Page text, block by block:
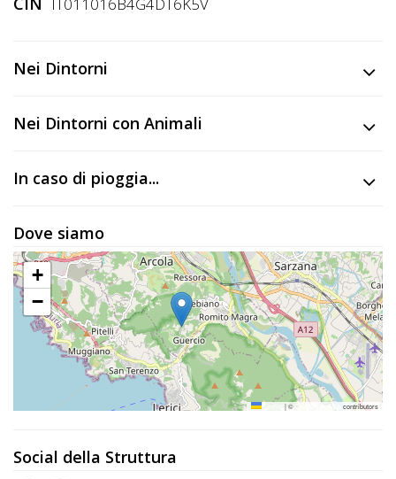
Nei Dintorni
Nei Dintorni con Animali
In caso di pioggia...
Dove siamo
+
−
|© contributors
Social della Struttura